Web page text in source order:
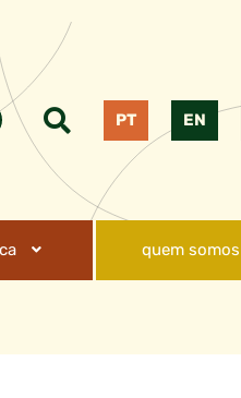
PT EN
quem somos